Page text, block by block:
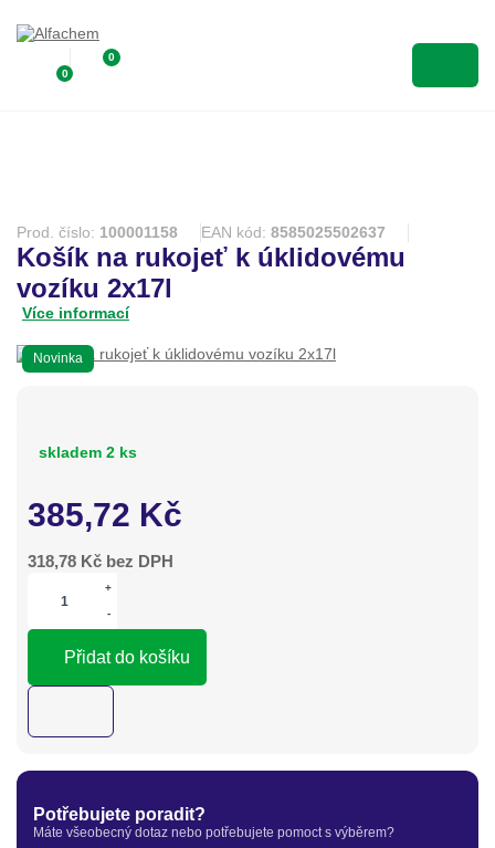
0
0
Prod. číslo: 100001158 EAN kód: 8585025502637
Košík na rukojeť k úklidovému
vozíku 2x17l
Více informací
Novinka
skladem 2 ks
385,72 Kč
318,78 Kč bez DPH
+
-
Přidat do košíku
Potřebujete poradit?
Máte všeobecný dotaz nebo potřebujete pomoct s výběrem?